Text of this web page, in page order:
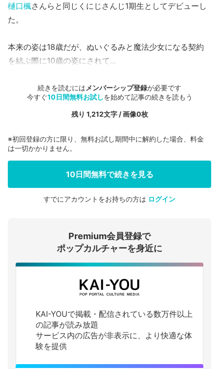
樋口楓さんらと同じくにじさんじ1期生としてデビューし
た。
本来の姿は18歳だが、ぬいぐるみと魔法少女になる契約
を結ぶ際に10歳の姿にされて...
続きを読むには メンバーシップ登録が必要です
今すぐ10日間無料お試しを始めて記事の続きを読もう
残り 1,212文字 / 画像0枚
会員登録する
ログインする
※初回登録の方に限り、無料お試し期間中に解約した場合、料金
は一切かかりません。
10日間無料で続きを見る
すでにアカウントをお持ちの方は ログイン
Premium会員登録で
ポップカルチャーを身近に
KAI-YOUで掲載・配信されている数万件以上
の記事が読み放題
サービス内の広告が非表示に、より快適な体
験を提供